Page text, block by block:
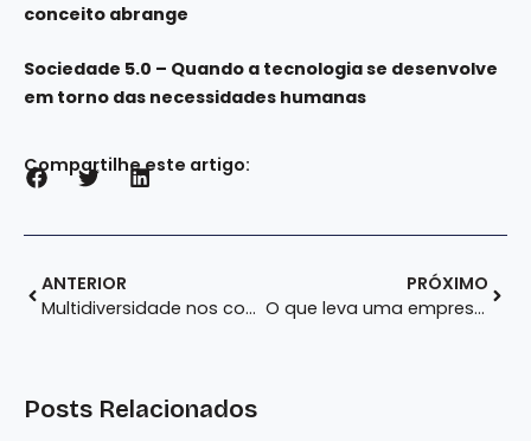
conceito abrange
Sociedade 5.0 – Quando a tecnologia se desenvolve
em torno das necessidades humanas
Compartilhe este artigo:
ANTERIOR
Multidiversidade nos conselhos – Entenda o que este conceito abrange
PRÓXIMO
O que leva uma empresa a se tornar o melhor lugar para se trabalhar?
Posts Relacionados